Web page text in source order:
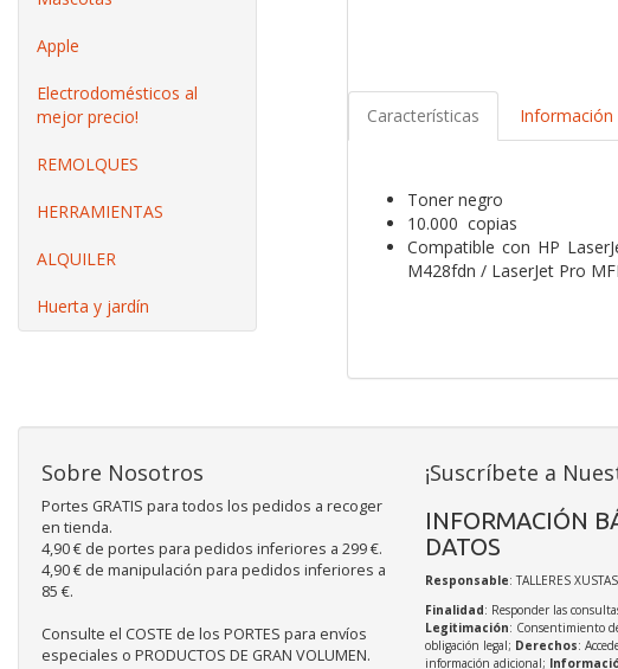
Apple
Electrodomésticos al
mejor precio!
REMOLQUES
HERRAMIENTAS
ALQUILER
Huerta y jardín
Características Información
Toner negro
10.000 copias
Compatible con HP
M428fdn / LaserJet Pro
Sobre Nosotros
Portes GRATIS para todos los pedidos a recoger
en tienda.
4,90 € de portes para pedidos inferiores a 299 €.
4,90 € de manipulación para pedidos inferiores a
85 €.
Consulte el COSTE de los PORTES para envíos
especiales o PRODUCTOS DE GRAN VOLUMEN.
¡Suscríbete a
INFORMACIÓN
DATOS
Responsable: TALLERES
Finalidad: Responder las
Legitimación: Consentimiento
obligación legal; Derechos:
información adicional;